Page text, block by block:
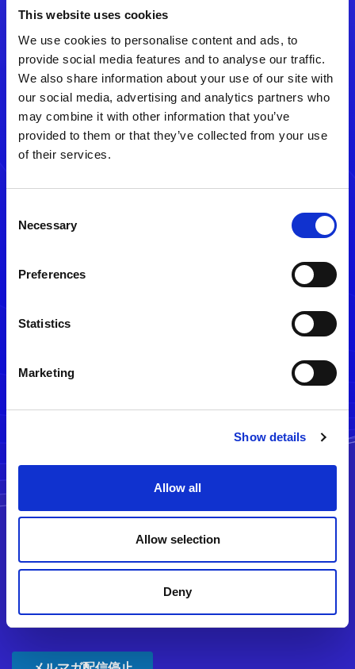
This website uses cookies
We use cookies to personalise content and ads, to
provide social media features and to analyse our traffic.
We also share information about your use of our site with
our social media, advertising and analytics partners who
may combine it with other information that you’ve
provided to them or that they’ve collected from your use
of their services.
Selection
Necessary
Preferences
Statistics
Marketing
Show details
Allow all
Allow selection
Deny
ある可能性があります。
メールアドレスをご確認のうえ、
再度手続きを行ってください。
メルマガ配信停止